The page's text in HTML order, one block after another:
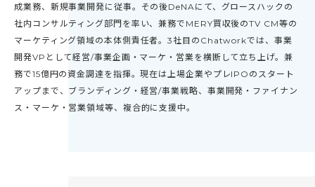
成業務、新規事業開発に従事。その後DeNAにて、グロースハックの
社内コンサルティング部門を率い、兼務でMERY買収後のTV CM等の
マーケティング領域の本体側責任者。3社目のChatworkでは、事業
開発VPとして経営/事業企画・マーケ・営業を横断して立ち上げ。兼
務で15億円の資金調達を指揮。現在は上場企業やプレIPOのスタート
アップまで、ブランディング・経営/事業戦略、事業開発・ファイナン
ス・マーケ・営業領域等、複合的に支援中。